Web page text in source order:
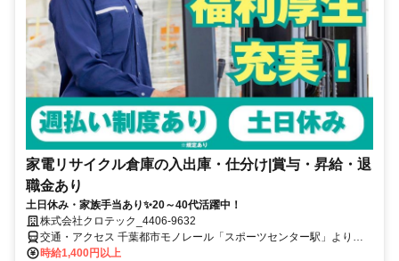
家電リサイクル倉庫の入出庫・仕分け|賞与・昇給・退
職金あり
土日休み・家族手当あり✨20～40代活躍中！
株式会社クロテック_4406-9632
交通・アクセス 千葉都市モノレール「スポーツセンター駅」より車
で9分
時給1,400円以上